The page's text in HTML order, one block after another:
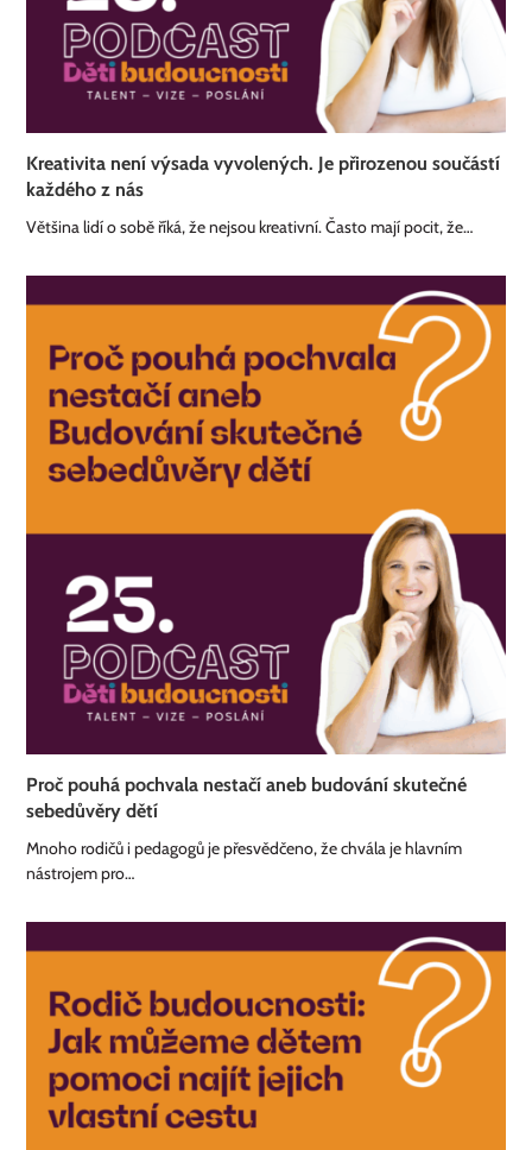
Kreativita není výsada vyvolených. Je přirozenou součástí
každého z nás
Většina lidí o sobě říká, že nejsou kreativní. Často mají pocit, že…
Proč pouhá pochvala nestačí aneb budování skutečné
sebedůvěry dětí
Mnoho rodičů i pedagogů je přesvědčeno, že chvála je hlavním
nástrojem pro…